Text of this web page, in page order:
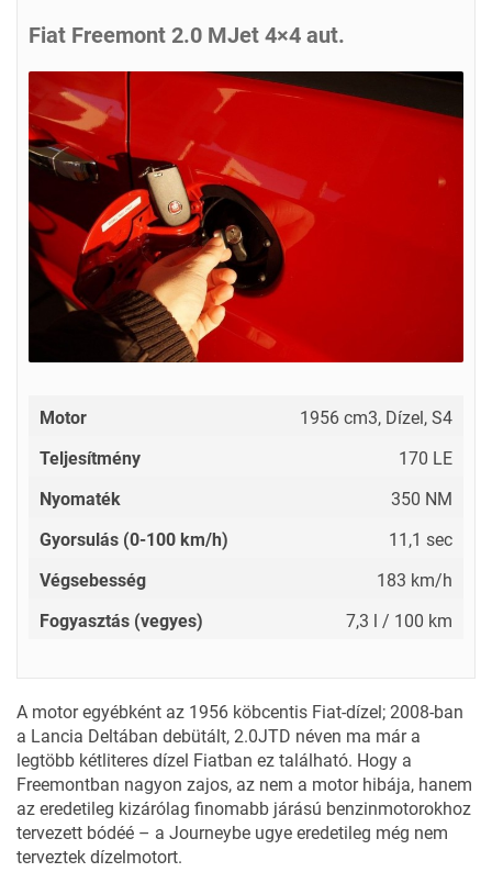
Fiat Freemont 2.0 MJet 4×4 aut.
Motor
1956 cm3, Dízel, S4
Teljesítmény
170 LE
Nyomaték
350 NM
Gyorsulás (0-100 km/h)
11,1 sec
Végsebesség
183 km/h
Fogyasztás (vegyes)
7,3 l / 100 km
A motor egyébként az 1956 köbcentis Fiat-dízel; 2008-ban
a Lancia Deltában debütált, 2.0JTD néven ma már a
legtöbb kétliteres dízel Fiatban ez található. Hogy a
Freemontban nagyon zajos, az nem a motor hibája, hanem
az eredetileg kizárólag finomabb járású benzinmotorokhoz
tervezett bódéé – a Journeybe ugye eredetileg még nem
terveztek dízelmotort.